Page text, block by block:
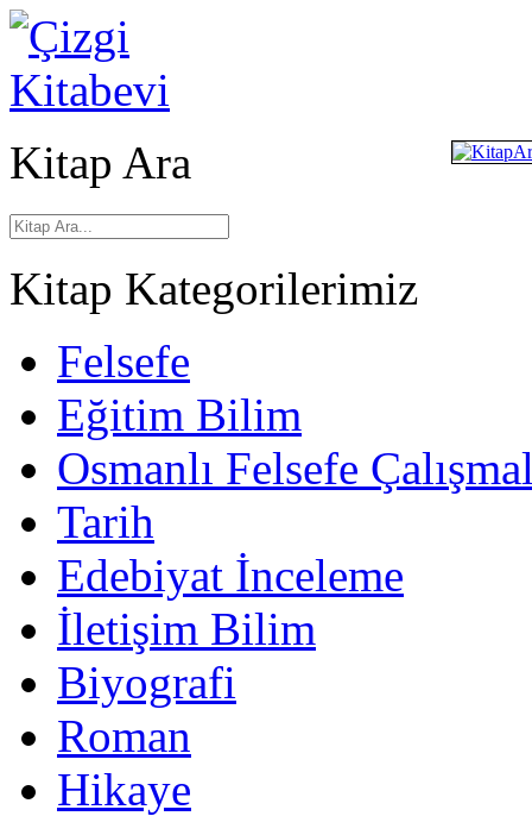
Kitap Ara
Kitap Kategorilerimiz
Felsefe
Eğitim Bilim
Osmanlı Felsefe
Tarih
Edebiyat İnceleme
İletişim Bilim
Biyografi
Roman
Hikaye